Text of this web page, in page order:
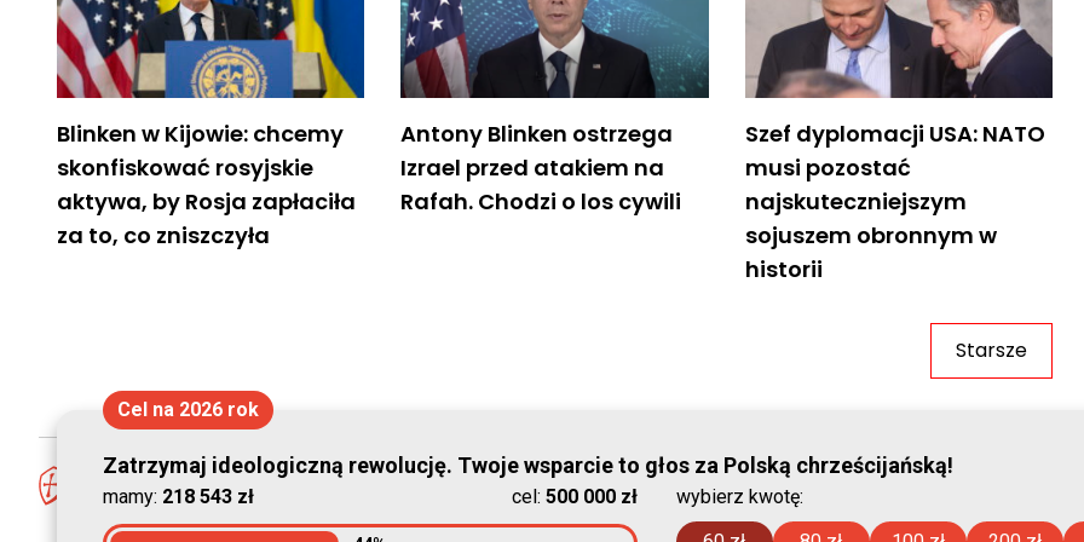
Blinken w Kijowie: chcemy
skonfiskować rosyjskie
aktywa, by Rosja zapłaciła
za to, co zniszczyła
Antony Blinken ostrzega
Izrael przed atakiem na
Rafah. Chodzi o los cywili
Szef dyplomacji USA: NATO
musi pozostać
najskuteczniejszym
sojuszem obronnym w
historii
Starsze
©
Cel na 2026 rok
Zatrzymaj ideologiczną rewolucję. Twoje wsparcie to głos za Polską chrześcijańską!
mamy: 218 543 zł cel: 500 000 zł
wybierz kwotę: